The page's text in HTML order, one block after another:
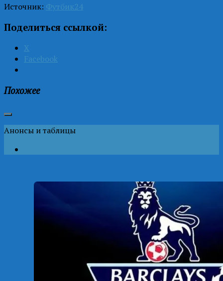
Источник: Футбик24
Поделиться ссылкой:
X
Facebook
Похожее
Анонсы и таблицы